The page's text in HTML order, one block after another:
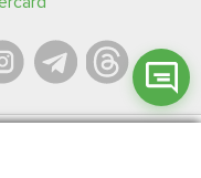
права захищені